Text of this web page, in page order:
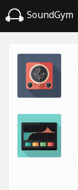
SoundGym